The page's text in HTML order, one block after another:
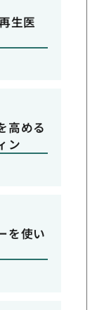
生医
高める
ン
を使い